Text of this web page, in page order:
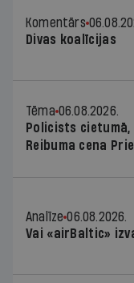
Komentārs
Divas koalīcijas
Tēma 06.08.2026.
Policists
Reibuma cena
Analīze 06.08.2026.
Vai «airBaltic»